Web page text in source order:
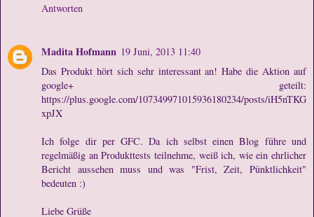
Antworten
Madita Hofmann 19 Juni, 2013 11:40
Das Produkt hört sich sehr interessant an! Habe die Aktion auf
google+ geteilt:
https://plus.google.com/107349971015936180234/posts/iH5nTKG
xpJX
Ich folge dir per GFC. Da ich selbst einen Blog führe und
regelmäßig an Produkttests teilnehme, weiß ich, wie ein ehrlicher
Bericht aussehen muss und was "Frist, Zeit, Pünktlichkeit"
bedeuten :)
Liebe Grüße